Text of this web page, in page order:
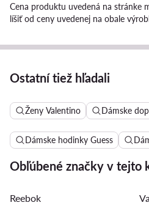
Cena produktu uvedená na stránke
líšiť od ceny uvedenej na obale
Ostatní tiež hľadali
Ženy Valentino Dámske
Dámske hodinky Guess
Obľúbené značky v tejto
Reebok